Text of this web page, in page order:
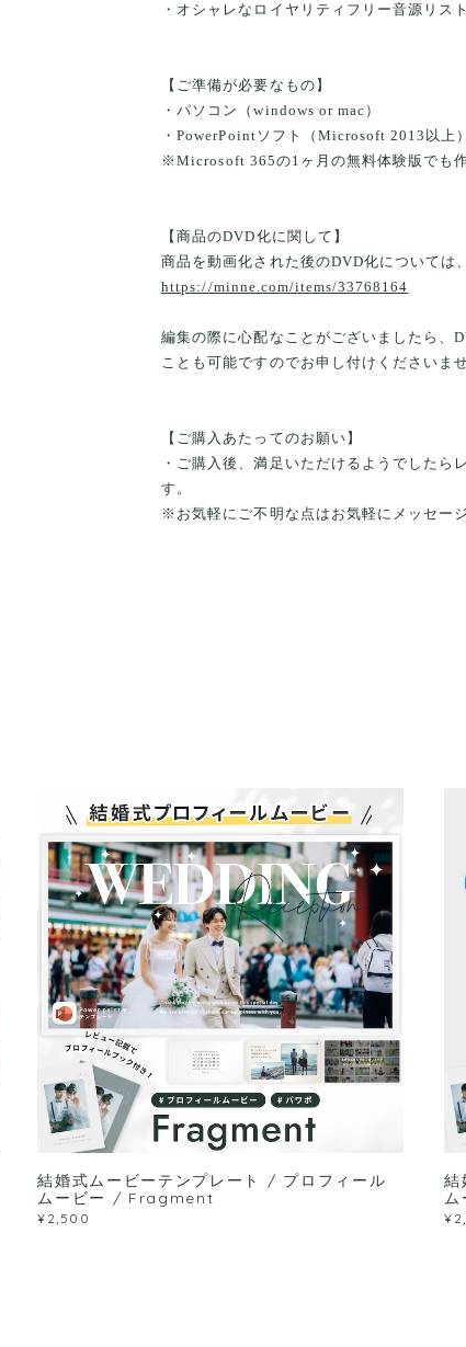
・オシャレなロイヤリティフリー音源リスト
【ご準備が必要なもの】
・パソコン（windows or mac）
・PowerPointソフト（Microsoft 2013以上）
※Microsoft 365の1ヶ月の無料体験版でも作
【商品のDVD化に関して】
商品を動画化された後のDVD化については
https://minne.com/items/33768164
編集の際に心配なことがございましたら、
ことも可能ですのでお申し付けくださいま
【ご購入あたってのお願い】
・ご購入後、満足いただけるようでしたら
す。
※お気軽にご不明な点はお気軽にメッセー
結婚式ムービーテンプレート / プロフィール
ムービー / Fragment
¥2,500
結